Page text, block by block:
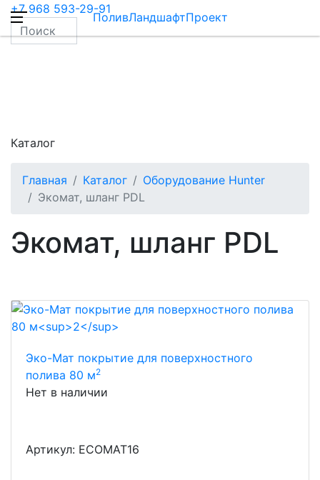
ПоливЛандшафтПроект
+7 968 593-29-91
Каталог
Главная Каталог
Оборудование Hunter
Экомат, шланг PDL
Экомат, шланг PDL
Эко-Мат покрытие для поверхностного
полива 80 м2
Нет в наличии
Артикул: ECOMAT16